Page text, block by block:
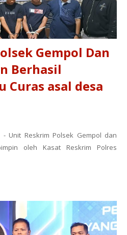
Gempol Dan
Berhasil
Curas asal desa
- Unit Reskrim Polsek Gempol dan
oleh Kasat Reskrim Polres